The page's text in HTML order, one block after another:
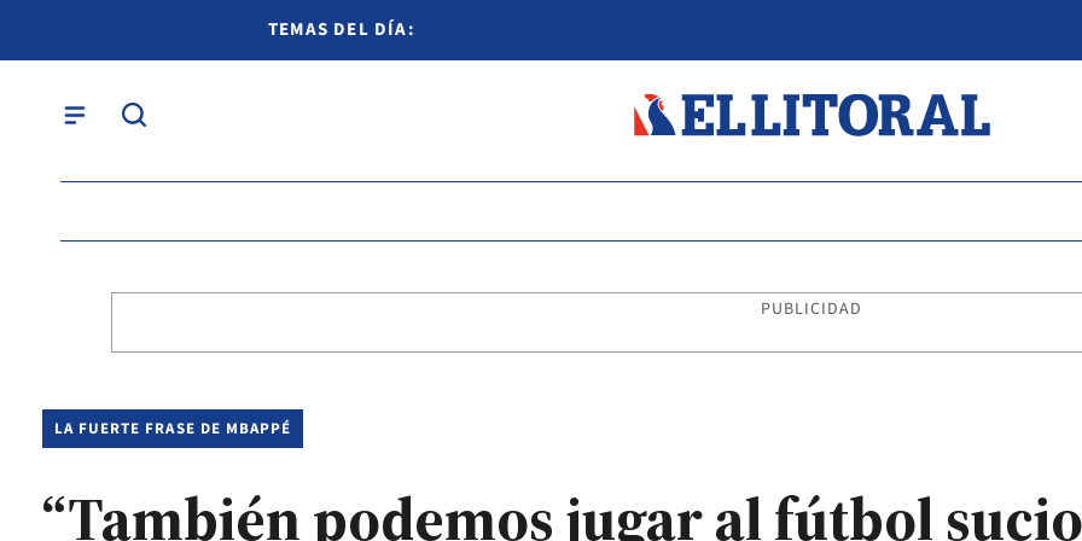
TEMAS DEL DÍA:
PUBLICIDAD
LA FUERTE FRASE DE MBAPPÉ
“También podemos jugar al fútbol